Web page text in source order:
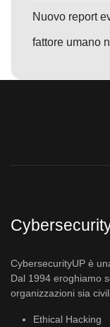
Nuovo report
fattore umano
CybersecurityUP è
Dal 1994 eroghiamo
organizzazioni sia
Ethical Hacking